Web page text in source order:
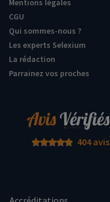
Mentions légales
CGU
Qui sommes-nous ?
Les experts Selexium
La rédaction
Parrainez vos proches
404 avis